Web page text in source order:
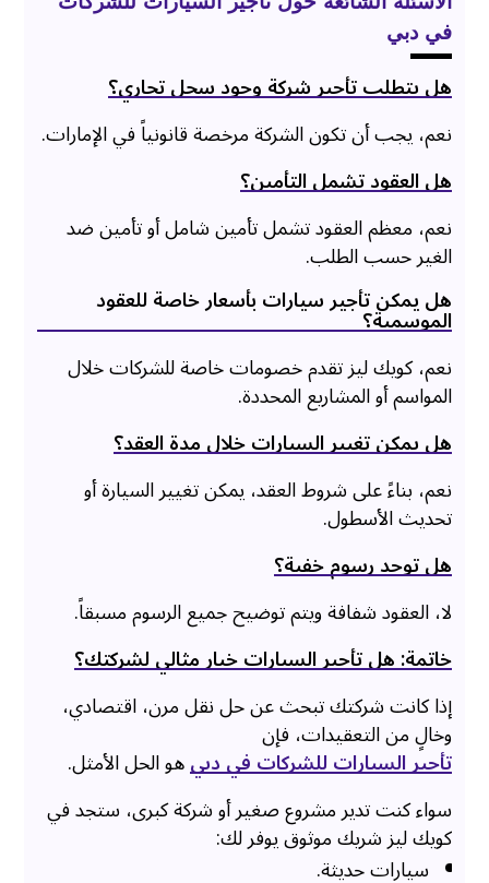
في دبي
هل يتطلب تأجير شركة وجود سجل تجاري؟
نعم، يجب أن تكون الشركة مرخصة قانونياً في الإمارات.
هل العقود تشمل التأمين؟
نعم، معظم العقود تشمل تأمين شامل أو تأمين ضد
الغير حسب الطلب.
هل يمكن تأجير سيارات بأسعار خاصة للعقود
الموسمية؟
نعم، كويك ليز تقدم خصومات خاصة للشركات خلال
المواسم أو المشاريع المحددة.
هل يمكن تغيير السيارات خلال مدة العقد؟
نعم، بناءً على شروط العقد، يمكن تغيير السيارة أو
تحديث الأسطول.
هل توجد رسوم خفية؟
لا، العقود شفافة ويتم توضيح جميع الرسوم مسبقاً.
خاتمة: هل تأجير السيارات خيار مثالي لشركتك؟
إذا كانت شركتك تبحث عن حل نقل مرن، اقتصادي،
وخالٍ من التعقيدات، فإن
تأجير السيارات للشركات في دبيهو الحل الأمثل.
سواء كنت تدير مشروع صغير أو شركة كبرى، ستجد في
كويك ليز شريك موثوق يوفر لك:
سيارات حديثة.